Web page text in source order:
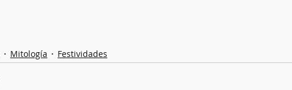
Mitología Festividades